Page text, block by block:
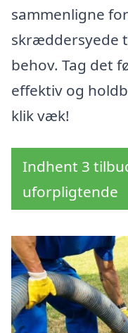
sammenligne
skræddersyede
behov. Tag det
effektiv og
klik væk!
Indhent 3
uforpligtende